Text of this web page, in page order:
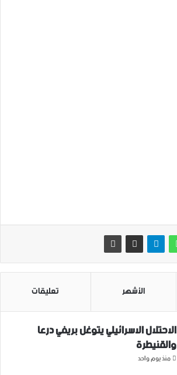
الأشهر تعليقات
الاحتلال الاسرائيلي يتوغل بريفي درعا
والقنيطرة
منذ يوم واحد